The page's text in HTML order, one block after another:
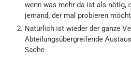
wenn was mehr da ist als nötig,
jemand, der mal probieren
Natürlich ist wieder der ganze
Abteilungsübergreifende
Sache